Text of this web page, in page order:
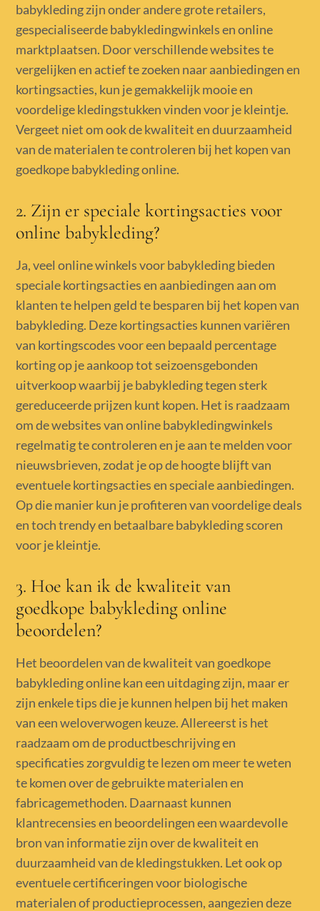
babykleding zijn onder andere grote retailers,
gespecialiseerde babykledingwinkels en online
marktplaatsen. Door verschillende websites te
vergelijken en actief te zoeken naar aanbiedingen en
kortingsacties, kun je gemakkelijk mooie en
voordelige kledingstukken vinden voor je kleintje.
Vergeet niet om ook de kwaliteit en duurzaamheid
van de materialen te controleren bij het kopen van
goedkope babykleding online.
2. Zijn er speciale kortingsacties voor
online babykleding?
Ja, veel online winkels voor babykleding bieden
speciale kortingsacties en aanbiedingen aan om
klanten te helpen geld te besparen bij het kopen van
babykleding. Deze kortingsacties kunnen variëren
van kortingscodes voor een bepaald percentage
korting op je aankoop tot seizoensgebonden
uitverkoop waarbij je babykleding tegen sterk
gereduceerde prijzen kunt kopen. Het is raadzaam
om de websites van online babykledingwinkels
regelmatig te controleren en je aan te melden voor
nieuwsbrieven, zodat je op de hoogte blijft van
eventuele kortingsacties en speciale aanbiedingen.
Op die manier kun je profiteren van voordelige deals
en toch trendy en betaalbare babykleding scoren
voor je kleintje.
3. Hoe kan ik de kwaliteit van
goedkope babykleding online
beoordelen?
Het beoordelen van de kwaliteit van goedkope
babykleding online kan een uitdaging zijn, maar er
zijn enkele tips die je kunnen helpen bij het maken
van een weloverwogen keuze. Allereerst is het
raadzaam om de productbeschrijving en
specificaties zorgvuldig te lezen om meer te weten
te komen over de gebruikte materialen en
fabricagemethoden. Daarnaast kunnen
klantrecensies en beoordelingen een waardevolle
bron van informatie zijn over de kwaliteit en
duurzaamheid van de kledingstukken. Let ook op
eventuele certificeringen voor biologische
materialen of productieprocessen, aangezien deze